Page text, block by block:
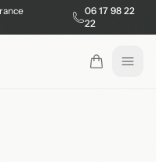
06 17 98 22
22